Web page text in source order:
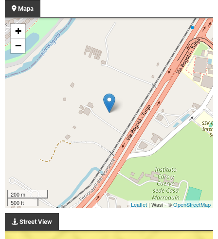
Mapa
+
−
200 m
500 ft
Leaflet | Wasi - ©OpenStreetMap
Street View